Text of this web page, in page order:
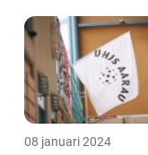
08 januari 2024